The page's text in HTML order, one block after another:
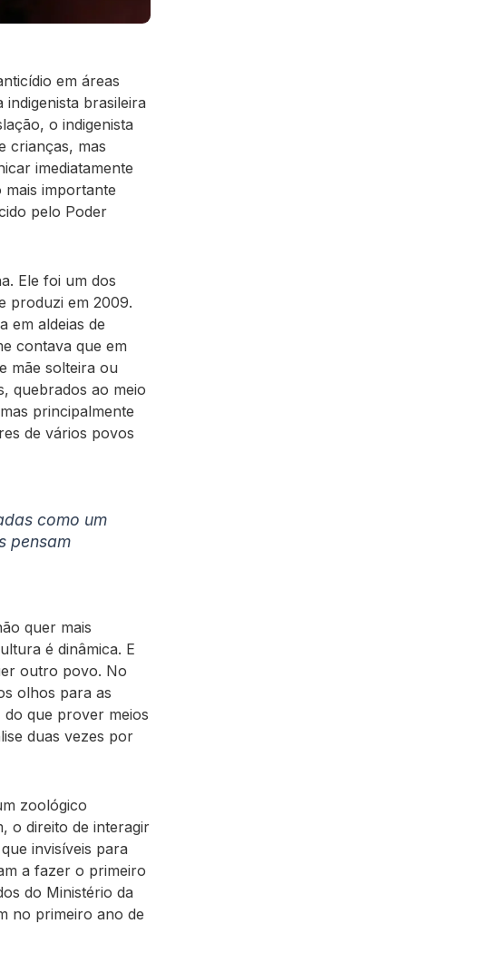
em áreas
brasileira
o indigenista
crianças, mas
imediatamente
mais importante
pelo Poder
Ele foi um dos
produzi em 2009.
em aldeias de
contava que em
mãe solteira ou
quebrados ao meio
principalmente
de vários povos
como um
pensam
quer mais
é dinâmica. E
outro povo. No
olhos para as
que prover meios
duas vezes por
zoológico
o direito de interagir
invisíveis para
a fazer o primeiro
do Ministério da
no primeiro ano de